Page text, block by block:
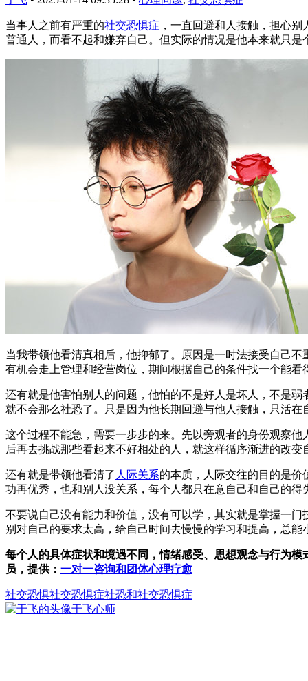
当事人之前有严重的社交恐惧症 ，一直回避和人接触，担心
普通人，而看不起和嫌弃自己。但实际的情况是他本来就只
当我带领他看清真相后，他抑郁了。原因是一时法接受自己
有机会走上管理和经营岗位，期间根据自己的条件找一个能
还有就是他害怕别人的问题，他怕的不是好人是坏人，不是
就不会那么社恐了。只是因为他长期回避与他人接触，只活
这个过程不能急，需要一步步的来。先以旁观者的身份观察
后再去挑战那些看起来不好相处的人，就这样循序渐进的改
还有就是带领他看清了 人际关系的本质，人际交往的目的是
功再优秀，也和别人没关系，每个人都只在意自己和自己的
不要说自己没有能力和价值，没有可以学，其实就是掌握一
别对自己的要求太高，给自己时间去慢慢的学习和提高，总
每个人的具体症状和境遇不同，情绪感受、思想观念与行为
员，提供： 一对一咨询和团体心理疗愈
社交恐惧社交恐惧症社恐和社交恐惧症
于飞心师